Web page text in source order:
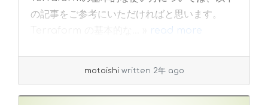
の記事をご参考にいただければと思います。
read more
motoishi written 2年 ago